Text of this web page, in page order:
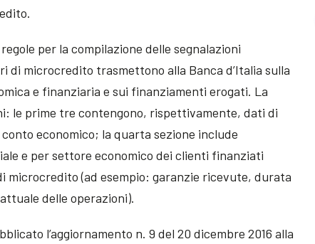
per la compilazione delle segnalazioni
di microcredito trasmettono alla Banca d’Italia sulla
e finanziaria e sui finanziamenti erogati. La
le prime tre contengono, rispettivamente, dati di
economico; la quarta sezione include
e per settore economico dei clienti finanziati
microcredito (ad esempio: garanzie ricevute, durata
delle operazioni).
l’aggiornamento n. 9 del 20 dicembre 2016 alla